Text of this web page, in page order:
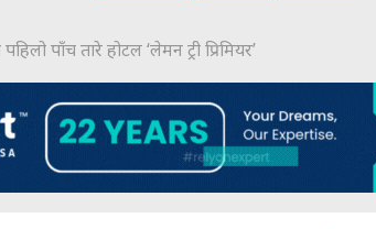
पाँच तारे होटल ‘लेमन ट्री प्रिमियर’